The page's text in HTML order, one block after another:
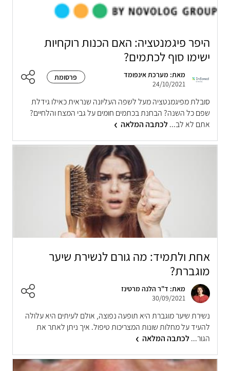
היפר פיגמנטציה: האם הכנות רוקחיות
ישימו סוף לכתמים?
מאת: מערכת אינפומד
24/10/2021
פרסומת
סובלת מפיגמנטציה מעל לשפה העליונה שנראית כאילו גידלת
שפם כל השנה? הבחנת בכתמים חומים על גבי המצח והלחיים?
אתם לא לב...לכתבה המלאה
אחת ולתמיד: מה גורם לנשירת שיער
מוגברת?
מאת: ד"ר הלנה מרטינז
30/09/2021
נשירת שיער מוגברת היא תופעה נפוצה, אולם לעיתים היא עלולה
להעיד על מחלות שונות המצריכות טיפול. איך ניתן לאתר את
הגור...לכתבה המלאה